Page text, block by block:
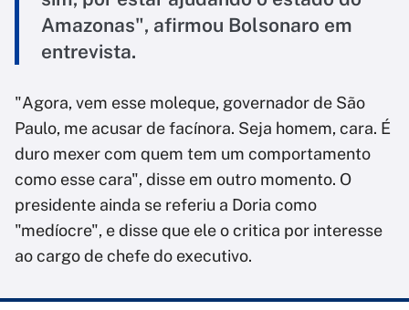
Amazonas", afirmou Bolsonaro em
entrevista.
"Agora, vem esse moleque, governador de São
Paulo, me acusar de facínora. Seja homem, cara. É
duro mexer com quem tem um comportamento
como esse cara", disse em outro momento. O
presidente ainda se referiu a Doria como
"medíocre", e disse que ele o critica por interesse
ao cargo de chefe do executivo.